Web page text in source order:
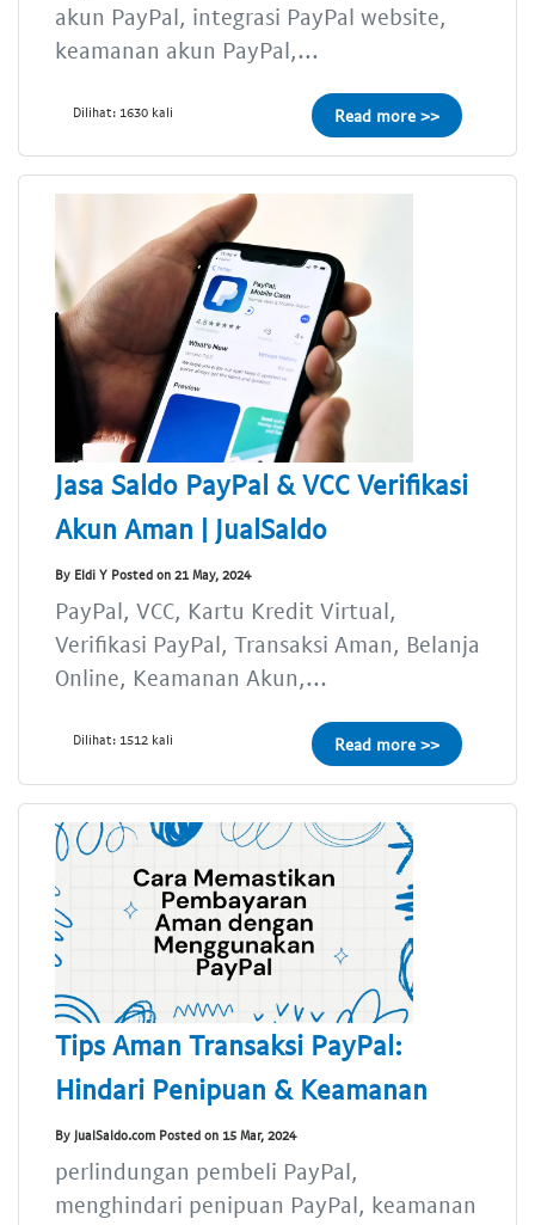
akun PayPal, integrasi PayPal website,
keamanan akun PayPal,...
Dilihat: 1630 kali Read more >>
Jasa Saldo PayPal & VCC Verifikasi
Akun Aman | JualSaldo
By Eldi Y Posted on 21 May, 2024
PayPal, VCC, Kartu Kredit Virtual,
Verifikasi PayPal, Transaksi Aman, Belanja
Online, Keamanan Akun,...
Dilihat: 1512 kali Read more >>
Tips Aman Transaksi PayPal:
Hindari Penipuan & Keamanan
By JualSaldo.com Posted on 15 Mar, 2024
perlindungan pembeli PayPal,
menghindari penipuan PayPal, keamanan